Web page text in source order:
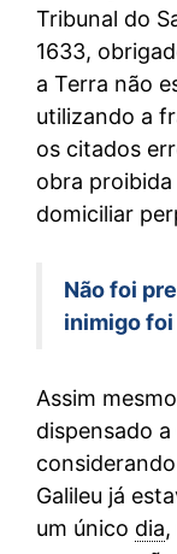
Tribunal do
1633,
a Terra não
utilizando a
os citados
obra
domiciliar
Não foi
inimigo
Assim
dispensado
Galileu já
um único dia